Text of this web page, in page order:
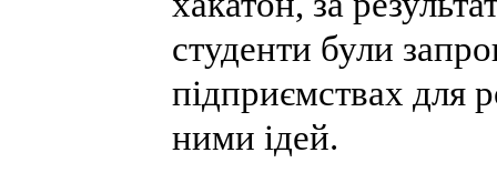
студенти були
підприємствах для
ними ідей.